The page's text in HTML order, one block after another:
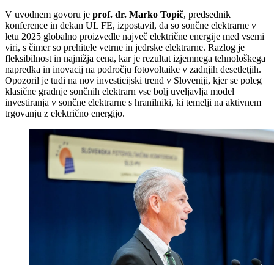
V uvodnem govoru je prof. dr. Marko Topič, predsednik
konference in dekan UL FE, izpostavil, da so sončne elektrarne v
letu 2025 globalno proizvedle največ električne energije med vsemi
viri, s čimer so prehitele vetrne in jedrske elektrarne. Razlog je
fleksibilnost in najnižja cena, kar je rezultat izjemnega tehnološkega
napredka in inovacij na področju fotovoltaike v zadnjih desetletjih.
Opozoril je tudi na nov investicijski trend v Sloveniji, kjer se poleg
klasične gradnje sončnih elektrarn vse bolj uveljavlja model
investiranja v sončne elektrarne s hranilniki, ki temelji na aktivnem
trgovanju z električno energijo.